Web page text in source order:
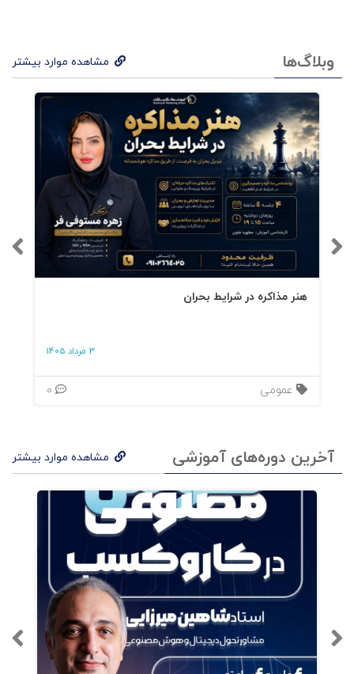
زندگی معرفی می‌کند. این روش به کارآفرینان کمک
می‌کند تا سیستم‌های کارآمدی را در کسب‌وکار خود
ایجاد کنند که وظایف تکراری و زمان‌بر را به‌طور
خودکار، بدون حضور دائمی آن‌ها انجام دهد. هدف
نهایی خودکارسازی، بهبود کیفیت زندگی کارآفرینان
است. آن‌ها با آزادکردن زمان خود، می‌توانند به
علایق خود بپردازند، با خانواده و دوستان وقت
بگذرانند و از زندگی لذت ببرند. خودکارسازی به
کارآفرینان این امکان را می‌دهد که کسب‌وکار خود را
به‌گونه‌ای طراحی کنند که به آن‌ها اجازه دهد زندگی
سیستم‌های خودکار و قابل اعتمادی را در کسب‌وکار
و بدون نیاز به نظارت دائمی انجام دهند. به‌جای
تمرکز صرف بر کسب درآمد، کارآفرینان باید به
کیفیت زندگی، روابط شخصی و رشد فردی خود نیز
وبلاگ‌ها مشاهده موارد بیشتر
هنر مذاکره در شرایط بحران
3 مرداد 1405
عمومی
آخرین دوره‌های آموزشی مشاهده موارد بیشتر